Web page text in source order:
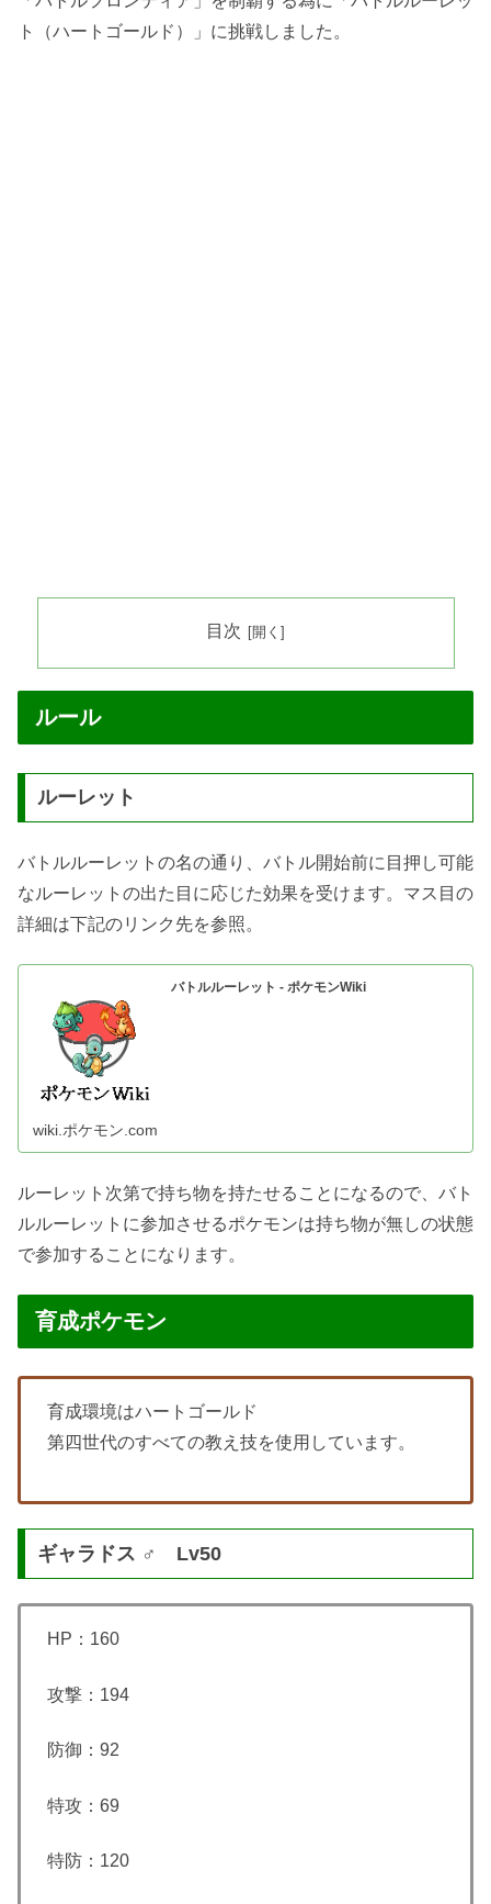
ト（ハートゴールド）」に挑戦しました。
目次
ルール
ルーレット
バトルルーレットの名の通り、バトル開始前に目押し可能
なルーレットの出た目に応じた効果を受けます。マス目の
詳細は下記のリンク先を参照。
バトルルーレット - ポケモンWiki
wiki.ポケモン.com
ルーレット次第で持ち物を持たせることになるので、バト
ルルーレットに参加させるポケモンは持ち物が無しの状態
で参加することになります。
育成ポケモン
育成環境はハートゴールド
第四世代のすべての教え技を使用しています。
ギャラドス ♂ Lv50
HP：160
攻撃：194
防御：92
特攻：69
特防：120